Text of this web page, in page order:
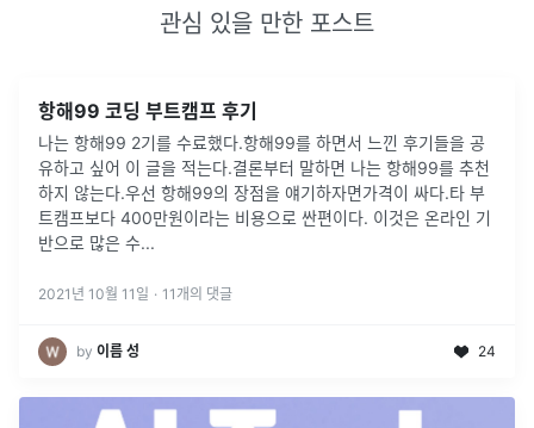
관심 있을 만한 포스트
항해99 코딩 부트캠프 후기
나는 항해99 2기를 수료했다.항해99를 하면서 느낀 후기들을 공
유하고 싶어 이 글을 적는다.결론부터 말하면 나는 항해99를 추천
하지 않는다.우선 항해99의 장점을 얘기하자면가격이 싸다.타 부
트캠프보다 400만원이라는 비용으로 싼편이다. 이것은 온라인 기
반으로 많은 수...
2021년 10월 11일 · 11 개의 댓글
by 이름 성 24